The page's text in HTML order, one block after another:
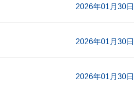
2026年01月30日
2026年01月30日
2026年01月30日